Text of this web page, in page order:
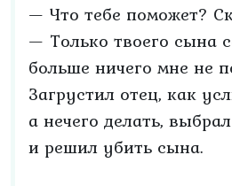
— Что тебе поможет?
— Только твоего сына
больше ничего мне не
Загрустил отец, как
а нечего делать,
и решил убить сына.